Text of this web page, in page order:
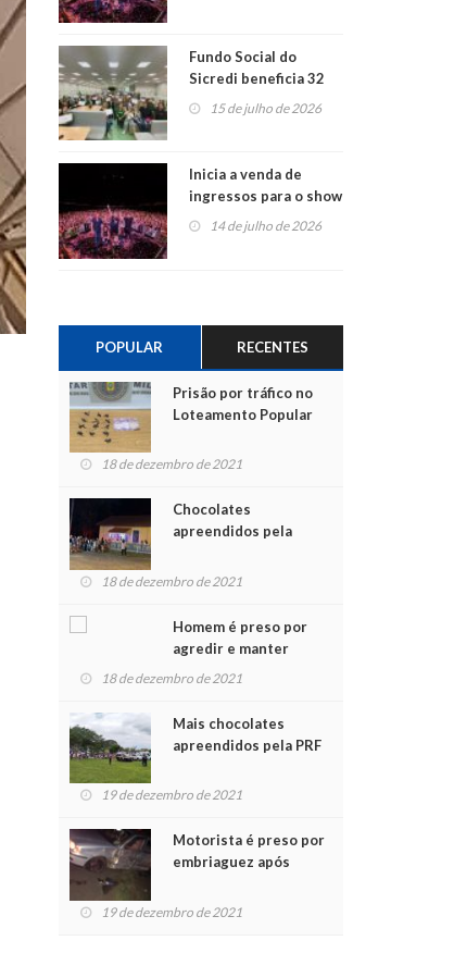
Fundo Social do
Sicredi beneficia 32
projetos em
Montenegro
15 de julho de 2026
Inicia a venda de
ingressos para o show
do Jota Quest nos 45
14 de julho de 2026
POPULAR RECENTES
Prisão por tráfico no
Loteamento Popular
18 de dezembro de 2021
Chocolates
apreendidos pela
para crianças na
18 de dezembro de 2021
Homem é preso por
agredir e manter
mulher em cárcere
18 de dezembro de 2021
Mais chocolates
apreendidos pela PRF
crianças no Natal
19 de dezembro de 2021
Motorista é preso por
embriaguez após
feridos
19 de dezembro de 2021